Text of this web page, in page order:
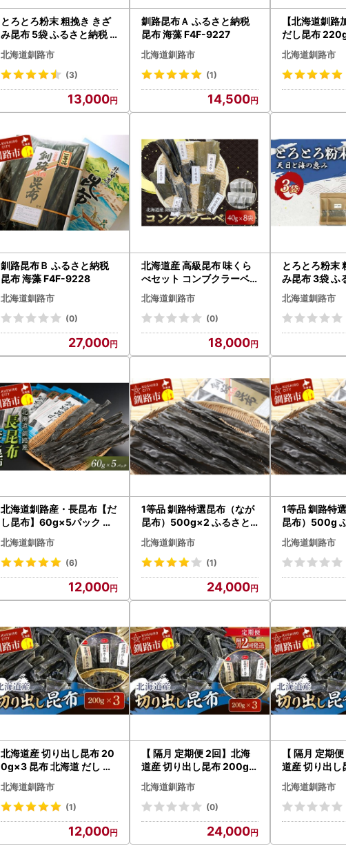
とろとろ粉末 粗挽き きざ
み昆布 5袋 ふるさと納税
昆布 海藻 F4F-8521
北海道釧路市
(3)
13,000
釧路昆布Ａ ふるさと納税
昆布 海藻 F4F-9227
北海道釧路市
(1)
14,500
【北海道釧路
だし昆布
ト ふるさと納
8614
北海道釧路市
釧路昆布Ｂ ふるさと納税
昆布 海藻 F4F-9228
北海道釧路市
(0)
27,000
北海道産 高級昆布 味くら
べセット コンブクラーベ
ふるさと納税 昆布 F4F-17
09
北海道釧路市
(0)
18,000
とろとろ粉末
み昆布 3袋 ふ
昆布 海藻
北海道釧路市
北海道釧路産・長昆布【だ
し昆布】60g×5パック ふ
るさと納税 昆布 F4F-033
1
北海道釧路市
(6)
12,000
1等品 釧路特選昆布（なが
昆布）500g×2 ふるさと
納税 昆布 F4F-0380
北海道釧路市
(1)
24,000
1等品 釧路特
昆布）500g
昆布 F4F-0338
北海道釧路市
北海道産 切り出し昆布 20
0g×3 昆布 北海道 だし こ
んぶ コンブ 出汁 天然 煮物
和食 煮物 味噌汁 F4F-7771
北海道釧路市
(1)
12,000
【 隔月 定期便 2回】北海
道産 切り出し昆布 200g×
3 昆布 北海道 だし こんぶ
コンブ 出汁 天然 煮物 和食
煮物 味噌汁 F4F-7772
北海道釧路市
(0)
24,000
【 隔月 定期
道産 切り出
3 昆布 北海道
コンブ 出汁 天
煮物 味噌汁
北海道釧路市